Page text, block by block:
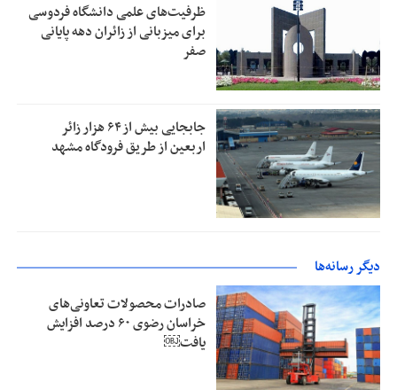
ظرفیت‌های علمی دانشگاه فردوسی
برای میزبانی از زائران دهه پایانی
صفر
جابجایی بیش از ۶۴ هزار زائر
اربعین از طریق فرودگاه مشهد
دیگر رسانه‌ها
صادرات محصولات تعاونی‌های
خراسان رضوی ۶۰ درصد افزایش
یافت￼